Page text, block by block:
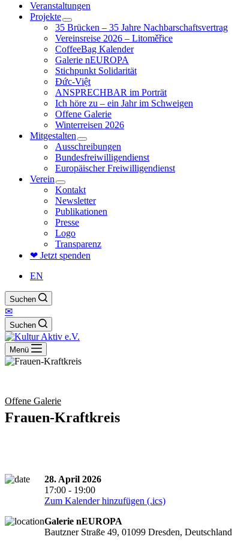
Veranstaltungen
Projekte
35 Brücken – 35 Jahre Nachbarschaftsvertrag
Vereinsreise 2026 – Litoměřice
CoffeeBag Kalender
Galerie nEUROPA
Stichpunkt Solidarität
Đức-Việt
ANSPRECHBAR im Porträt
Ich höre zu – ein Jahr im Schweigen
Offene Galerie
Winterreisen 2026
Mitgestalten
Ausschreibungen
Bundesfreiwilligendienst
Europäischer Freiwilligendienst
Verein
Kontakt
Newsletter
Publikationen
Presse
Logo
Transparenz
❤ Jetzt spenden
EN
Suchen
✉
Suchen
Menü
Offene Galerie
Frauen-Kraftkreis
28. April 2026
17:00 - 19:00
Zum Kalender hinzufügen (.ics)
Galerie nEUROPA
Bautzner Straße 49, 01099 Dresden, Deutschland